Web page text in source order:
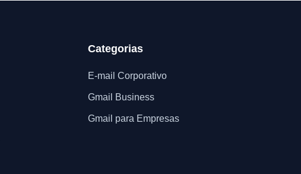
Categorias
E-mail Corporativo
Gmail Business
Gmail para Empresas